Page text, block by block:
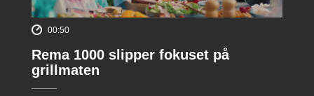
00:50
Rema 1000 slipper fokuset på
grillmaten